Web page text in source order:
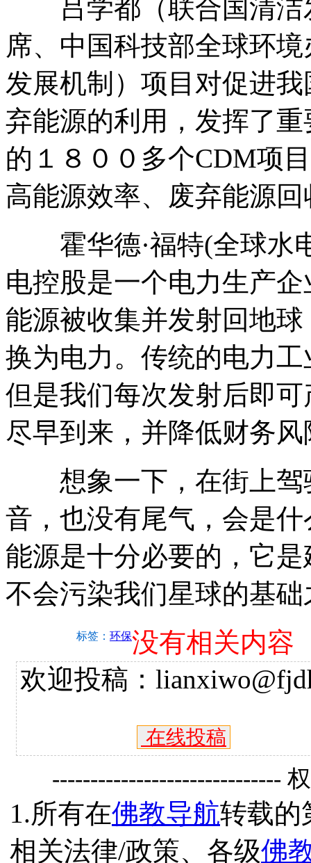
吕学都（联合国清洁
席、中国科技部全球环
发展机制）项目对促进
弃能源的利用，发挥了
的１８００多个CDM项
高能源效率、废弃能源
霍华德·福特(全球水
电控股是一个电力生产
能源被收集并发射回地
换为电力。传统的电力
但是我们每次发射后即
尽早到来，并降低财务风
想象一下，在街上驾
音，也没有尾气，会是
能源是十分必要的，它
不会污染我们星球的基
标签： 环保没有相关内容
欢迎投稿：
在线投稿
------------------------------
1.所有在佛教导航转载的
相关法律/政策、各级佛